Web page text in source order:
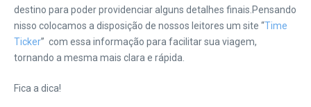
destino para poder providenciar alguns detalhes finais. Pensando
nisso colocamos a disposição de nossos leitores um site “Time
Ticker” com essa informação para facilitar sua viagem,
tornando a mesma mais clara e rápida.
Fica a dica!